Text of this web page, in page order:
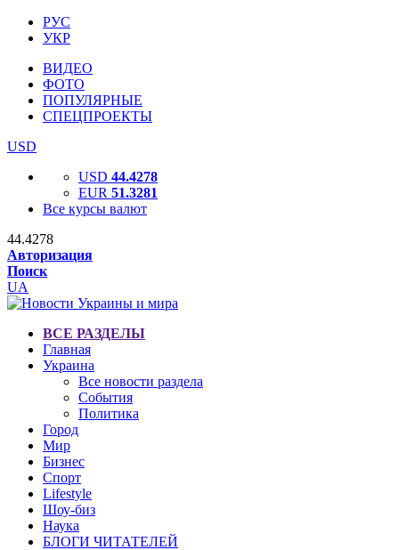
РУС
УКР
ВИДЕО
ФОТО
ПОПУЛЯРНЫЕ
СПЕЦПРОЕКТЫ
USD
USD 44.4278
EUR 51.3281
Все курсы валют
44.4278
Авторизация
Поиск
UA
ВСЕ РАЗДЕЛЫ
Главная
Украина
Все новости раздела
События
Политика
Город
Мир
Бизнес
Спорт
Lifestyle
Шоу-биз
Наука
БЛОГИ ЧИТАТЕЛЕЙ